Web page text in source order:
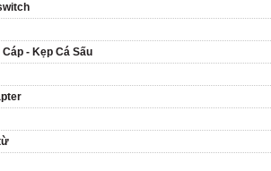
- Kẹp Cá Sấu